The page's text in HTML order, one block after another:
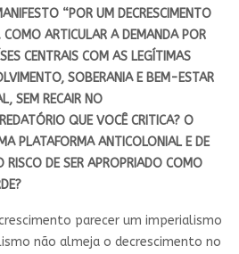
“POR UM DECRESCIMENTO
ARTICULAR A DEMANDA POR
CENTRAIS COM AS LEGÍTIMAS
SOBERANIA E BEM-ESTAR
SEM RECAIR NO
QUE VOCÊ CRITICA? O
PLATAFORMA ANTICOLONIAL E DE
RISCO DE SER APROPRIADO COMO
parecer um imperialismo
não almeja o decrescimento no